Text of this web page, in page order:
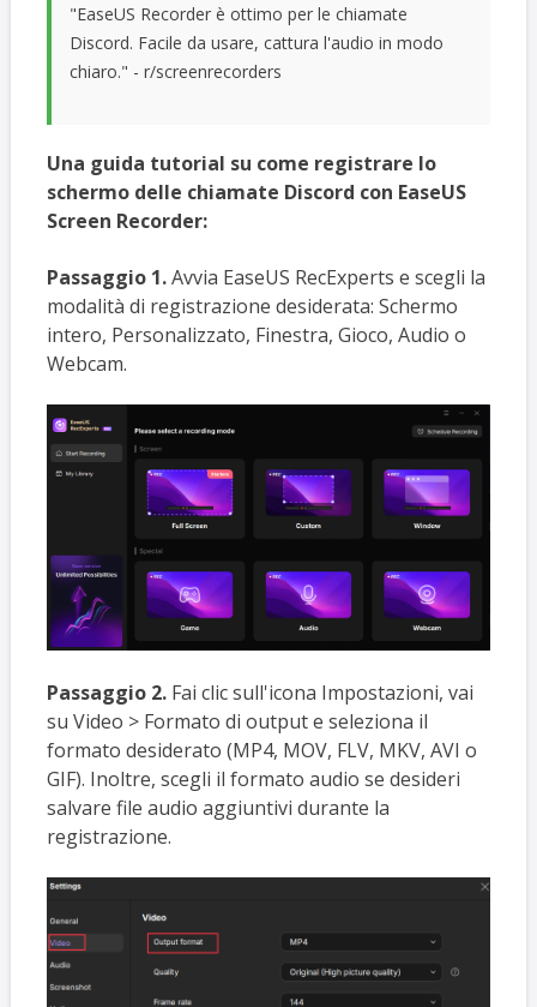
"EaseUS Recorder è ottimo per le chiamate
Discord. Facile da usare, cattura l'audio in modo
chiaro." - r/screenrecorders
Una guida tutorial su come registrare lo
schermo delle chiamate Discord con EaseUS
Screen Recorder:
Passaggio 1.Avvia EaseUS RecExperts e scegli la
modalità di registrazione desiderata: Schermo
intero, Personalizzato, Finestra, Gioco, Audio o
Webcam.
Passaggio 2.Fai clic sull'icona Impostazioni, vai
su Video > Formato di output e seleziona il
formato desiderato (MP4, MOV, FLV, MKV, AVI o
GIF). Inoltre, scegli il formato audio se desideri
salvare file audio aggiuntivi durante la
registrazione.